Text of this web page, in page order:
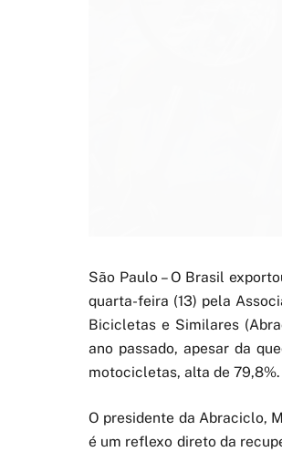
São Paulo – O Brasil
quarta-feira (13) pela
Bicicletas e Similares
ano passado, apesar da
motocicletas, alta de 79,8%.
O presidente da Abraciclo,
é um reflexo direto da